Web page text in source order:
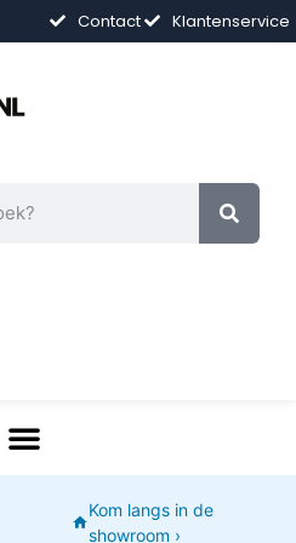
Contact Klantenservice
Kom langs in de
showroom ›